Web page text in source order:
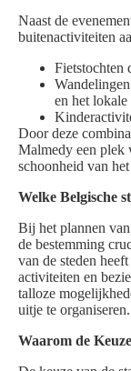
Naast de
buitenactiviteiten
Fietstochten
en het
Door deze
Malmedy een plek
schoonheid van
Welke Belgische
Bij het plannen
de bestemming
van de steden
activiteiten en
talloze
uitje te organiseren.
Waarom de